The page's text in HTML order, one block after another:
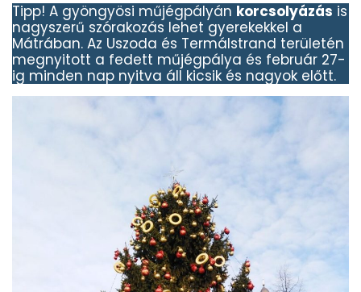
Tipp! A gyöngyösi műjégpályán korcsolyázás is
nagyszerű szórakozás lehet gyerekekkel a
Mátrában. Az Uszoda és Termálstrand területén
megnyitott a fedett műjégpálya és február 27-
ig minden nap nyitva áll kicsik és nagyok előtt.